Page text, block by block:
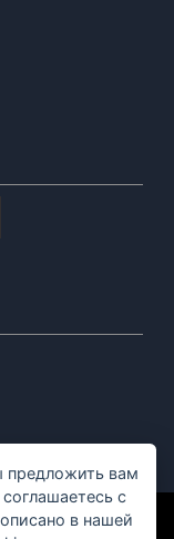
предложить вам
с
в нашей